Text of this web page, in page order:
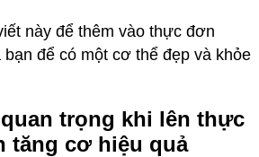
này để thêm vào thực đơn
bạn để có một cơ thể đẹp và khỏe
trọng khi lên thực
tăng cơ hiệu quả